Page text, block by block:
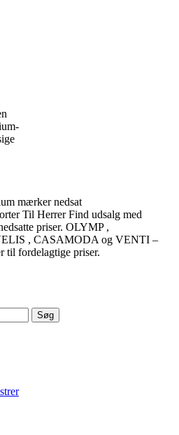
mærker nedsat
Til Herrer Find udsalg med
priser. OLYMP ,
, CASAMODA og VENTI –
til fordelagtige priser.
Søg